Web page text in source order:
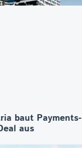
baut Payments-
aus